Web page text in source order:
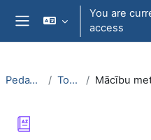
Skip to main content
You are
access
PedaT038 Topic 7